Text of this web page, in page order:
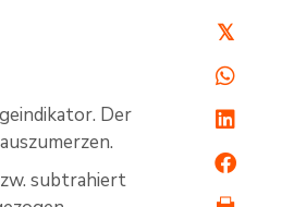
Der
subtrahiert
𝕏